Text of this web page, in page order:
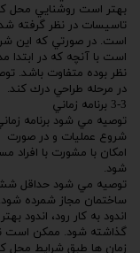
بهتر است روشنايي محل
تاسيسات در نظر گرفته
است. در صورتي كه اين
است با آنچه كه در ابتدا
در مرحله طراحي درك كند.
3-3 برنامه زماني
توصيه مي شود برنامه
شروع عمليات و در صورت
امكان با مشورت با افراد
شود.
توصيه مي شود حداقل
ساختمان مجاز شمرده شود.
اندود به كار رود، اندود
گذاشته شود. ممكن است
زمان ها طبق شرايط محل